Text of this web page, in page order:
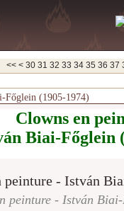
<< < 10
20
30 31 32 33 34 35 36 37
Főglein (1905-1974)
Clowns en
Biai-Főglein
peinture - István